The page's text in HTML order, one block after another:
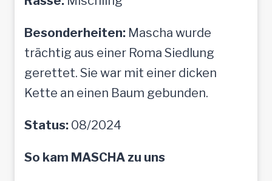
Besonderheiten: Mascha wurde
trächtig aus einer Roma Siedlung
gerettet. Sie war mit einer dicken
Kette an einen Baum gebunden.
Status: 08/2024
So kam MASCHA zu uns